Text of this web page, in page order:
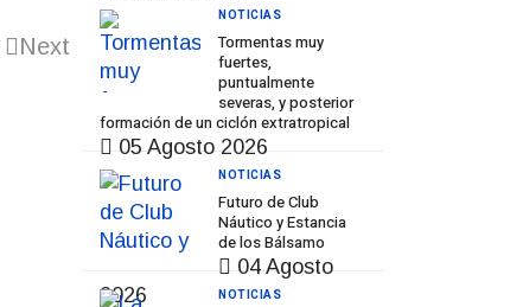
Next
Tormentas muy
fuertes,
puntualmente
severas, y posterior
formación de un ciclón extratropical
05 Agosto 2026
NOTICIAS
Futuro de Club
Náutico y Estancia
de los Bálsamo
04 Agosto
2026
NOTICIAS
NOTICIAS